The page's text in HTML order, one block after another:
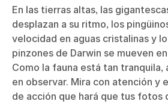
En las tierras altas, las
desplazan a su ritmo, los
velocidad en aguas cristalinas y
pinzones de Darwin se mueven
Como la fauna está tan tranquila,
en observar. Mira con atención y
de acción que hará que tus fotos